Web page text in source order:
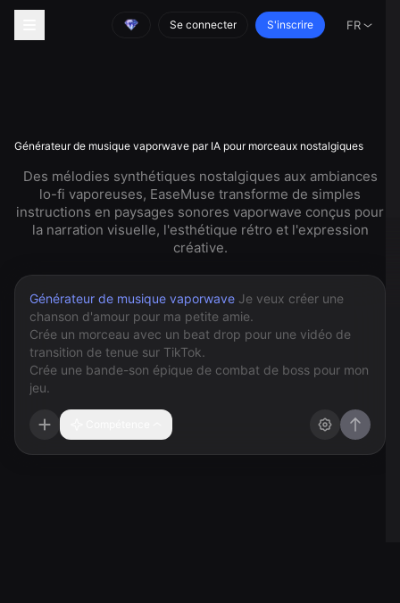
Se connecter S'inscrire FR
Générateur de musique vaporwave par IA pour morceaux nostalgiques
Des mélodies synthétiques nostalgiques aux ambiances
lo-fi vaporeuses, EaseMuse transforme de simples
instructions en paysages sonores vaporwave conçus pour
la narration visuelle, l'esthétique rétro et l'expression
créative.
Générateur de musique vaporwave